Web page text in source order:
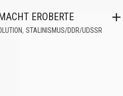
EROBERTE
, STALINISMUS/DDR/UDSSR